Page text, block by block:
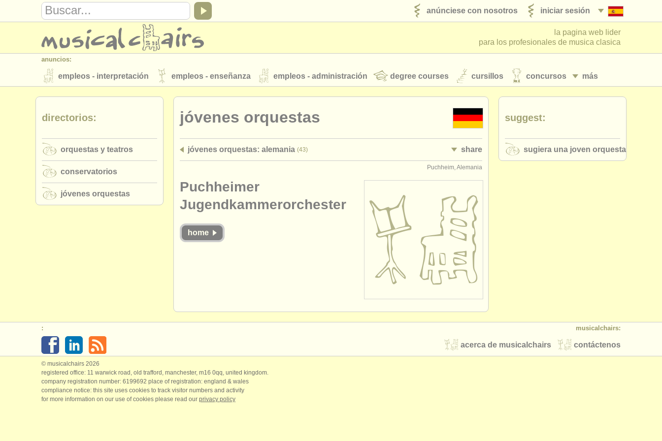
iniciar sesión
anúnciese con nosotros
la pagina web lider
para los profesionales de musica clasica
anuncios:
más
empleos - interpretación empleos - enseñanza empleos - administración degree courses cursillos concursos
instrumentos en venta instrumentos robados
directorios:
musicalchairs:
editor:
anúnciese con nosotros find out about our faq iniciar sesión
jóvenes orquestas
jóvenes orquestas: alemania (43) share
Puchheim, Alemania
Puchheimer
Jugendkammerorchester
home
directorios:
orquestas y teatros
conservatorios
jóvenes orquestas
suggest:
sugiera una joven orquesta
musicalchairs:
contáctenos
acerca de musicalchairs
:
© musicalchairs 2026
registered office: 11 warwick road, old trafford, manchester, m16 0qq, united kingdom.
company registration number: ​6199692 place of registration: england & wales
compliance notice: ​this site uses cookies to track visitor numbers and activity
for more information on our use of cookies please read our privacy policy